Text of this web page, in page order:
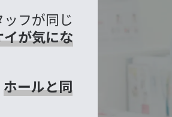
フが同じ
が気にな
ホールと同